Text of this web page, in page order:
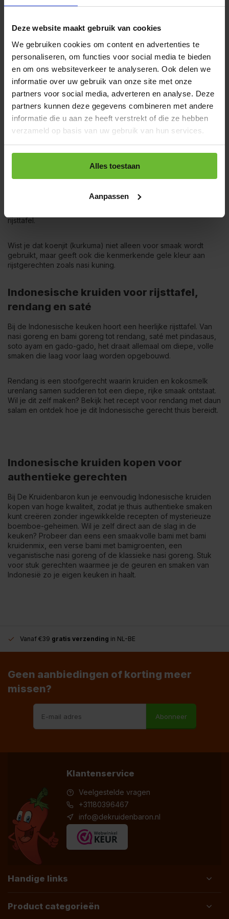
Deze website maakt gebruik van cookies
We gebruiken cookies om content en advertenties te
personaliseren, om functies voor social media te bieden
en om ons websiteverkeer te analyseren. Ook delen we
informatie over uw gebruik van onze site met onze
partners voor social media, adverteren en analyse. Deze
partners kunnen deze gegevens combineren met andere
informatie die u aan ze heeft verstrekt of die ze hebben
verzameld op basis van uw gebruik van hun services.
Alles toestaan
Aanpassen
Typische Indonesische kruiden zijn verrassend rijk en gelaagd
djinten (komijn), laos, djahe, daon salam en sambal-pepers.
Indonesische kruiden vormen daarbij het hart van de keuken.
Denk aan sereh (citroengras),koenjit(kurkuma),ketoembar
(koriander),djahe(gember), laos(galangawortel) endaun
salam(Indonesisch laurierblad). Samen zorgen ze voor die
herkenbare warme, kruidige en aromatische smaak.
In Indonesië wordt vaak gewerkt met ‘boemboe’. Dit is een
kruidenpasta waarin bijna alle smaken al zijn samengebracht
voordat je überhaupt begint met koken. Ontdek deboemboes
van De Kruidenbaron en breng in één stap de authentieke
smaken van de Indonesische keuken tot leven.
gedroogd of gemalen gebruikt. Ze komen terug in
rijsttafel.
Wist je dat koenjit (kurkuma) niet alleen voor smaak wordt
gebruikt, maar geeft ook die kenmerkende gele kleur aan
rijstgerechten zoals nasi kuning.
Indonesische kruiden voor rijsttafel,
rendang en saté
Bij de Indonesische keuken hoort een heerlijke rijsttafel. Van
nasi goreng en bami goreng tot rendang, saté met pindasaus,
soto ayam en gado-gado, het draait allemaal om diepe, volle
smaken die laag voor laag worden opgebouwd.
Rendang is een stoofgerecht waarin kruiden en kokosmelk
urenlang samen sudderen tot een diepe, rijke smaak ontstaat.
Wil je dit zelf maken? Bekijk het recept voor rendang met daun
salam en ontdek hoe je dit Indonesische gerecht thuis bereidt.
Indonesische kruiden kopen voor
authentieke gerechten
Bij De Kruidenbaron kun je eenvoudig Indonesische kruiden
kopen van hoge kwaliteit, zodat je thuis authentieke smaken
kunt creëren zonder ingewikkelde recepten of mysterieuze
boemboe-geheimen. Wil je zelf direct aan de slag in de
keuken? Probeer dan eens een smaakvolle bami met bami
kruidenmix , een verse bami met bamigroenten , een
veganistische nasi goreng of de klassieke nasi goreng. Stuk
voor stuk gerechten waarmee je de geuren en smaken van
Indonesië zo je eigen keuken in haalt.
Vanaf €39 gratis verzending in NL-BE
Geen aanbiedingen of korting meer
missen?
Abonneer
Klantenservice
Veelgestelde vragen
+31180396467
info@dekruidenbaron.nl
Handige links
Product categorieën